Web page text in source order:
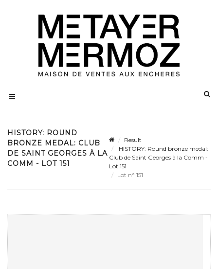
HISTORY: ROUND
BRONZE MEDAL: CLUB
DE SAINT GEORGES À LA
COMM - LOT 151
Result
HISTORY: Round bronze medal:
Club de Saint Georges à la Comm -
Lot 151
Lot n° 151